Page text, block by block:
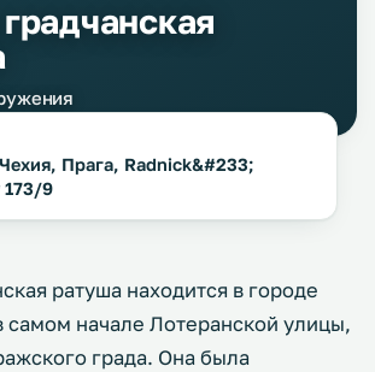
Прага, Radnick&#233;
173/9
ратуша находится в городе
самом начале Лотеранской улицы,
града. Она была